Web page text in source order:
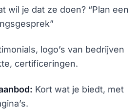
wil je dat ze doen? “Plan een
logo’s van bedrijven
certificeringen.
Kort wat je biedt, met